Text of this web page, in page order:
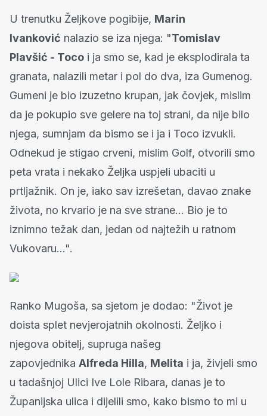
U trenutku Željkove pogibije, Marin
Ivanković nalazio se iza njega: "Tomislav
Plavšić - Toco i ja smo se, kad je eksplodirala ta
granata, nalazili metar i pol do dva, iza Gumenog.
Gumeni je bio izuzetno krupan, jak čovjek, mislim
da je pokupio sve gelere na toj strani, da nije bilo
njega, sumnjam da bismo se i ja i Toco izvukli.
Odnekud je stigao crveni, mislim Golf, otvorili smo
peta vrata i nekako Željka uspjeli ubaciti u
prtljažnik. On je, iako sav izrešetan, davao znake
života, no krvario je na sve strane... Bio je to
iznimno težak dan, jedan od najtežih u ratnom
Vukovaru...".
Ranko Mugoša, sa sjetom je dodao: "Život je
doista splet nevjerojatnih okolnosti. Željko i
njegova obitelj, supruga našeg
zapovjednika Alfreda Hilla, Melita i ja, živjeli smo
u tadašnjoj Ulici Ive Lole Ribara, danas je to
Županijska ulica i dijelili smo, kako bismo to mi u